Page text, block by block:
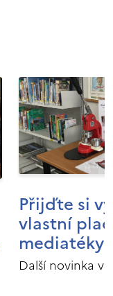
Přijďte si
vlastní
mediatéky
Další novinka v